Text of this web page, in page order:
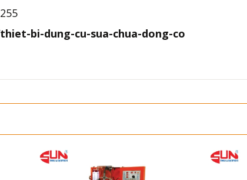
bi-dung-cu-sua-chua-dong-co